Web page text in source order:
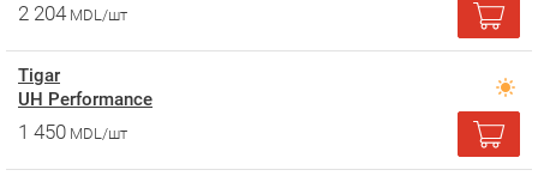
2 204 MDL/шт
Tigar
UH Performance
1 450 MDL/шт